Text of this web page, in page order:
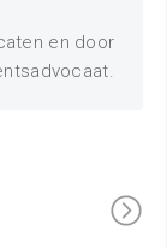
en door